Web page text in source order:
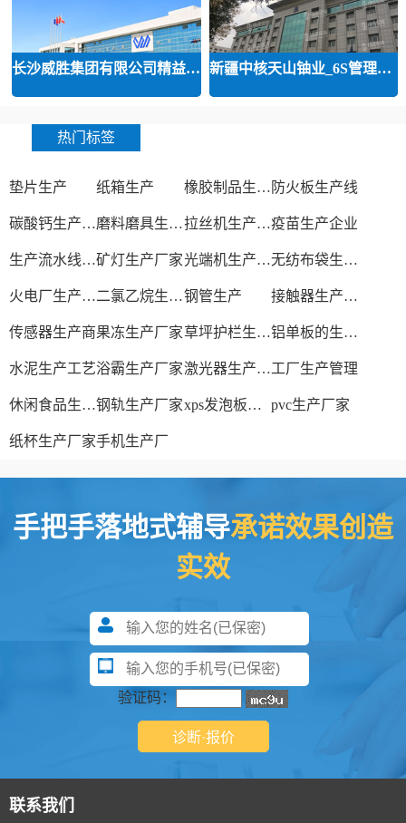
长沙威胜集团有限公司精益运营 新疆中核天山铀业_6S管理和精益管
热门标签
垫片生产 纸箱生产 橡胶制品生产厂 防火板生产线
碳酸钙生产设备 磨料磨具生产厂家 拉丝机生产厂家疫苗生产企业
生产流水线设备矿灯生产厂家 光端机生产厂家 无纺布袋生产厂家
火电厂生产过程 二氯乙烷生产厂家钢管生产 接触器生产厂家
传感器生产商果冻生产厂家 草坪护栏生产厂家 铝单板的生产厂家
水泥生产工艺浴霸生产厂家 激光器生产厂家工厂生产管理
休闲食品生产线钢轨生产厂家 xps发泡板材生产线 pvc生产厂家
纸杯生产厂家手机生产厂
手把手落地式辅导承诺效果创造
实效
验证码：
联系我们